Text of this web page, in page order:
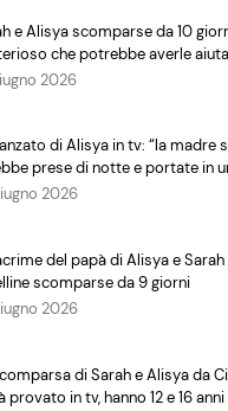
e Alisya scomparse da 10
che potrebbe averle
2026
di Alisya in tv: “la madre
prese di notte e portate in
2026
del papà di Alisya e Sarah
scomparse da 9 giorni
2026
di Sarah e Alisya da
provato in tv, hanno 12 e 16 anni